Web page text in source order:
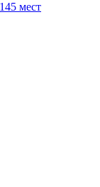
145 мест